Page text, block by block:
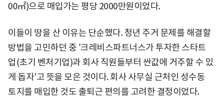
00㎡)으로 매입가는 평당 2000만원이었다.
이들이 땅을 산 이유는 단순했다. 청년 주거 문제를 해결할
방법을 고민하던 중 '크레비스파트너스가 투자한 스타트
업(초기 벤처기업)과 회사 직원들부터 싼값에 거주할 수 있
게 돕자'고 뜻을 모은 것이다. 회사 사무실 근처인 성수동
토지를 매입한 것도 출퇴근 편의를 고려한 결정이었다.